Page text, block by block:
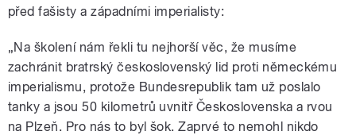
před fašisty a západními imperialisty:
„Na školení nám řekli tu nejhorší věc, že musíme
zachránit bratrský československý lid proti německému
imperialismu, protože Bundesrepublik tam už poslalo
tanky a jsou 50 kilometrů uvnitř Československa a rvou
na Plzeň. Pro nás to byl šok. Zaprvé to nemohl nikdo